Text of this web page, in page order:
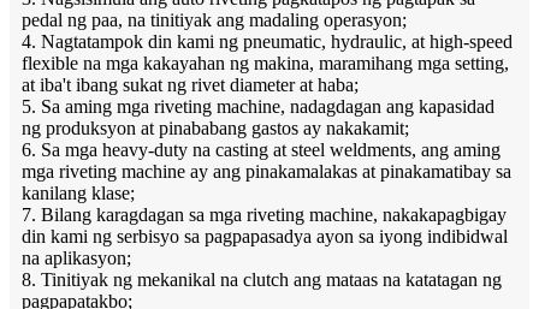
pedal ng paa, na tinitiyak ang madaling operasyon;
4. Nagtatampok din kami ng pneumatic, hydraulic, at high-speed
flexible na mga kakayahan ng makina, maramihang mga setting,
at iba't ibang sukat ng rivet diameter at haba;
5. Sa aming mga riveting machine, nadagdagan ang kapasidad
ng produksyon at pinababang gastos ay nakakamit;
6. Sa mga heavy-duty na casting at steel weldments, ang aming
mga riveting machine ay ang pinakamalakas at pinakamatibay sa
kanilang klase;
7. Bilang karagdagan sa mga riveting machine, nakakapagbigay
din kami ng serbisyo sa pagpapasadya ayon sa iyong indibidwal
na aplikasyon;
8. Tinitiyak ng mekanikal na clutch ang mataas na katatagan ng
pagpapatakbo;